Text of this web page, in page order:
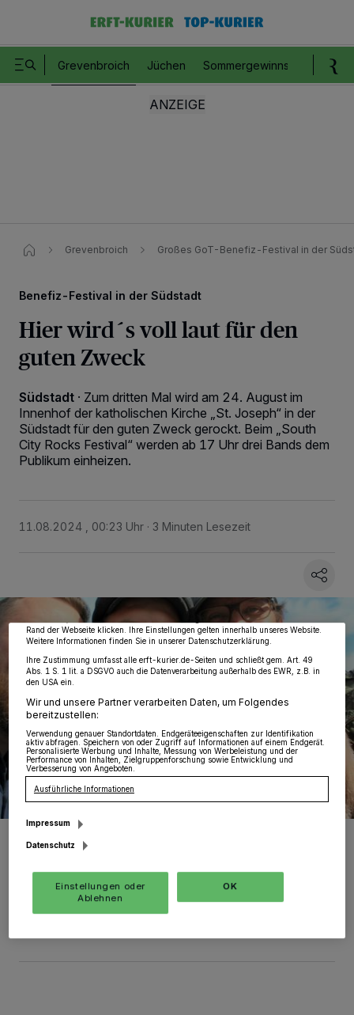
Grevenbroich Jüchen Sommergewinnspiel
Grevenbroich Großes GoT-Benefiz-Festival in der
Benefiz-Festival in der Südstadt
Hier wird´s voll laut für den
guten Zweck
Südstadt · Zum dritten Mal wird am 24. August im
Innenhof der katholischen Kirche „St. Joseph“ in der
Südstadt für den guten Zweck gerockt. Beim „South
City Rocks Festival“ werden ab 17 Uhr drei Bands dem
Publikum einheizen.
11.08.2024 , 00:23 Uhr 3 Minuten Lesezeit
Roberto Batteria (Drums), Franko Krawallo (Gesang) und Carstinho
Punk und Classic Rock ihre Fans. Songs mit intelligenten deutschen
Texte, einem groovenden Rhythmusfundament und filigraner
Gitarrenarbeit verbinden sich insbesondere bei ihren Live Auftritten
mit explosiver Spielfreude und einer publikumsorientierter
Bühnenpräsenz zu einem unvergesslichen Konzerterlebnis.
möglicherweise nicht mehr so relevant für Sie. Sie können dieses Menü jederzeit
wieder aufrufen, um Ihre Einstellungen zu ändern oder Ihre Einwilligung zu
widerrufen, indem Sie auf den Link Einstellungen oder Ablehnen am unteren
Rand der Webseite klicken. Ihre Einstellungen gelten innerhalb unseres Website.
Weitere Informationen finden Sie in unserer Datenschutzerklärung.
Ihre Zustimmung umfasst alle erft-kurier.de-Seiten und schließt gem. Art. 49
Abs. 1 S. 1 lit. a DSGVO auch die Datenverarbeitung außerhalb des EWR, z.B. in
den USA ein.
Wir und unsere Partner verarbeiten Daten, um Folgendes
bereitzustellen:
Verwendung genauer Standortdaten. Endgeräteeigenschaften zur Identifikation
aktiv abfragen. Speichern von oder Zugriff auf Informationen auf einem Endgerät.
Personalisierte Werbung und Inhalte, Messung von Werbeleistung und der
Performance von Inhalten, Zielgruppenforschung sowie Entwicklung und
Verbesserung von Angeboten.
Ausführliche Informationen
Impressum
Datenschutz
Einstellungen oder
Ablehnen
OK